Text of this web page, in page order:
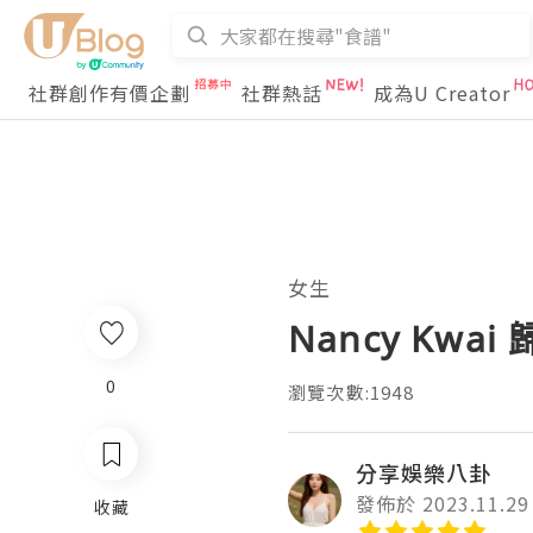
社群創作有價企劃 社群熱話 成為U Creator
女生
Nancy Kwai
瀏覽次數:1948
分享娛樂八卦
發佈於 2023.11.29
0
收藏